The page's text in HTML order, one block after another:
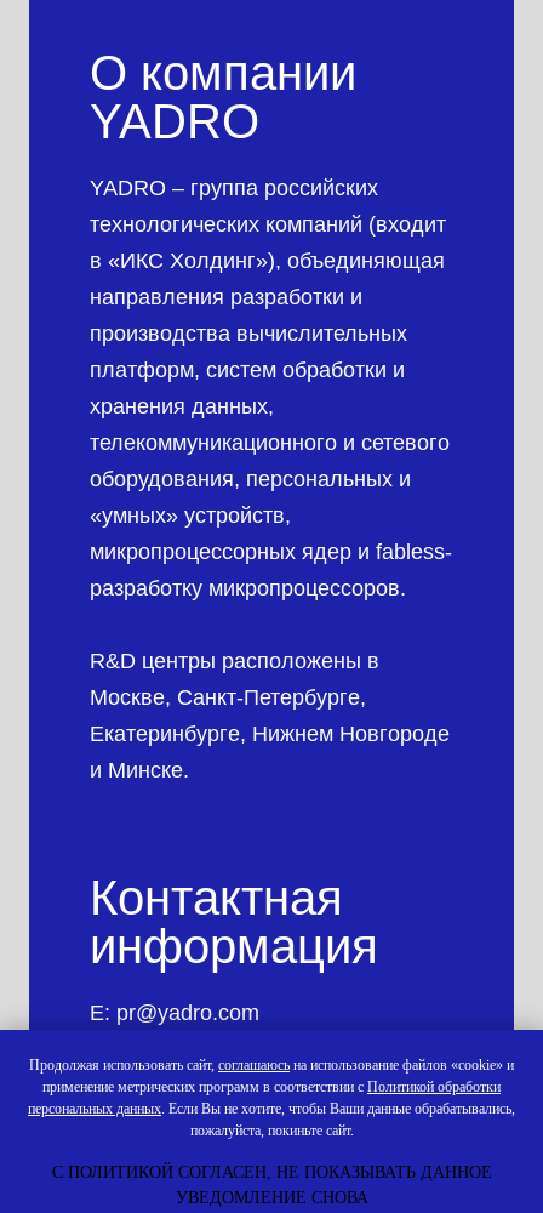
Продолжая использовать сайт, соглашаюсь на использование файлов «cookie» и
применение метрических программ в соответствии с Политикой обработки
персональных данных. Если Вы не хотите, чтобы Ваши данные обрабатывались,
пожалуйста, покиньте сайт.
С ПОЛИТИКОЙ СОГЛАСЕН, НЕ ПОКАЗЫВАТЬ ДАННОЕ
УВЕДОМЛЕНИЕ СНОВА
О компании
YADRO
YADRO – группа российских
технологических компаний (входит
в «ИКС Холдинг»), объединяющая
направления разработки и
производства вычислительных
платформ, систем обработки и
хранения данных,
телекоммуникационного и сетевого
оборудования, персональных и
«умных» устройств,
микропроцессорных ядер и fabless-
разработку микропроцессоров.
R&D центры расположены в
Москве, Санкт-Петербурге,
Екатеринбурге, Нижнем Новгороде
и Минске.
Контактная
информация
E: pr@yadro.com
W:yadro.com